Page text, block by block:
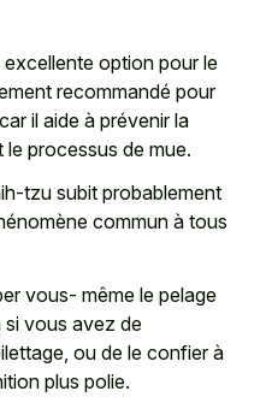
excellente option pour le
recommandé pour
il aide à prévenir la
processus de mue.
tzu subit probablement
commun à tous
vous- même le pelage
vous avez de
ou de le confier à
plus polie.